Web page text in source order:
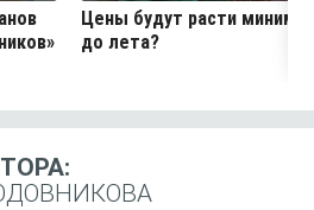
Цены будут расти
до лета?